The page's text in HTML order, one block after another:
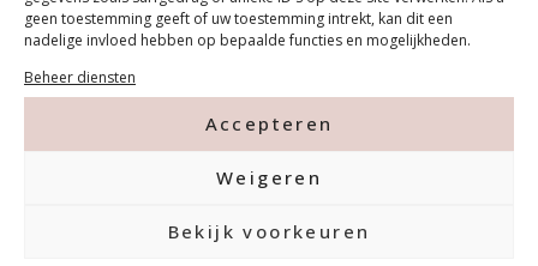
geen toestemming geeft of uw toestemming intrekt, kan dit een
nadelige invloed hebben op bepaalde functies en mogelijkheden.
Beheer diensten
Accepteren
Weigeren
Bekijk voorkeuren
€9,99
In winkelwagen